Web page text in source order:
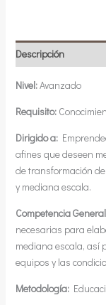
Descripción
Nivel:Avanzado
Requisito:
Dirigido a:
afines que deseen
de transformación
y mediana escala.
Competencia
necesarias para
mediana escala, así
equipos y las
Metodología: